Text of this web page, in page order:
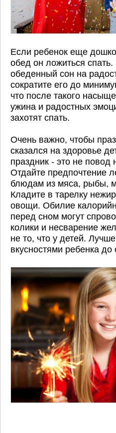
Если ребенок еще
обед он ложиться
обеденный сон на
сократите его до
что после такого
ужина и радостных
захотят спать.
Очень важно, чтобы
сказался на здоровье
праздник - это не повод
Отдайте предпочтение
блюдам из мяса, рыбы,
Кладите в тарелку
овощи. Обилие
перед сном могут
колики и несварение
не то, что у детей.
вкусностями ребенка до